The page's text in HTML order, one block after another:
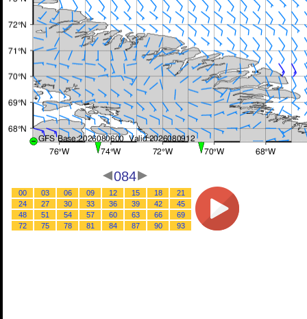
084
00 03 06 09 12 15 18
21
24
27 30 33 36 39 42
45
48
51 54 57 60 63 66
69
72
75 78 81 84 87 90 93